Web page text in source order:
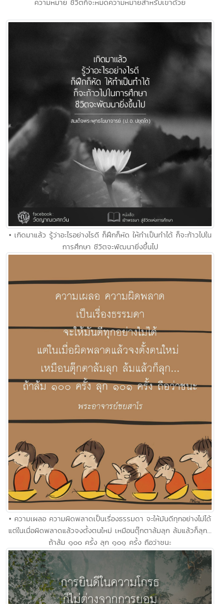
ความหมาย ชีวิตก็จะหมดความหมายสำหรับเขาด้วย
• เกิดมาแล้ว รู้ว่าอะไรอย่างไรดี ก็ฝึกก็หัด ให้ทำเป็นทำได้ ก็จะก้าวไปใน
การศึกษา ชีวิตจะพัฒนายิ่งขึ้นไป
• ความเผลอ ความผิดพลาดเป็นเรื่องธรรมดา จะให้มันดีทุกอย่างไม่ได้
แต่ในเมื่อผิดพลาดแล้วจงตั้งตนใหม่ เหมือนตุ๊กตาล้มลุก ล้มแล้วก็ลุก...
ถ้าล้ม ๑๐๐ ครั้ง ลุก ๑๐๑ ครั้ง ถือว่าชนะ